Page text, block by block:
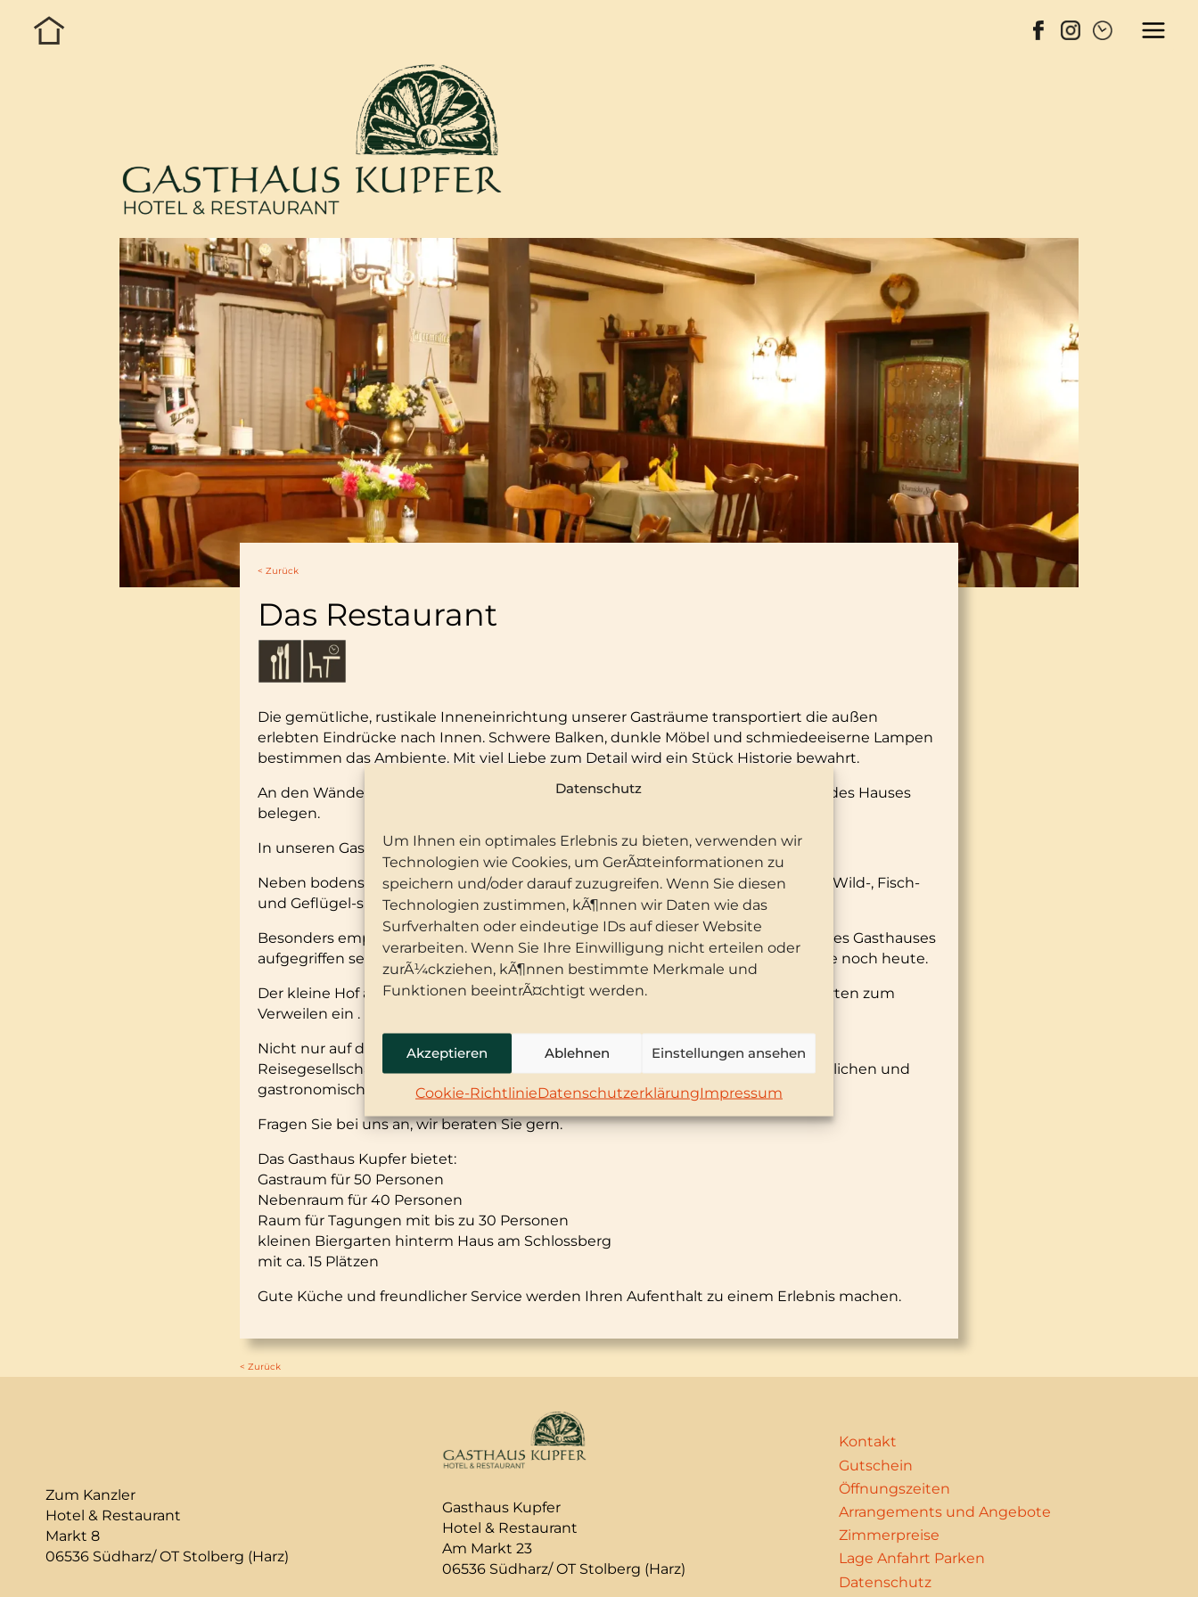
Datenschutz
Um Ihnen ein optimales Erlebnis zu bieten, verwenden wir
Technologien wie Cookies, um GerÃ¤teinformationen zu
speichern und/oder darauf zuzugreifen. Wenn Sie diesen
Technologien zustimmen, kÃ¶nnen wir Daten wie das
Surfverhalten oder eindeutige IDs auf dieser Website
verarbeiten. Wenn Sie Ihre Einwilligung nicht erteilen oder
zurÃ¼ckziehen, kÃ¶nnen bestimmte Merkmale und
Funktionen beeintrÃ¤chtigt werden.
Akzeptieren Ablehnen Einstellungen ansehen
Cookie-RichtlinieDatenschutzerklärungImpressum
< Zurück
Das Restaurant
Die gemütliche, rustikale Inneneinrichtung unserer Gasträume transportiert die außen
erlebten Eindrücke nach Innen. Schwere Balken, dunkle Möbel und schmiedeeiserne Lampen
bestimmen das Ambiente. Mit viel Liebe zum Detail wird ein Stück Historie bewahrt.
An den Wänden finden Sie viele Bilder und Dokumente, welche die Geschichte des Hauses
belegen.
In unseren Gasträumen finden bis zu 90 Personen Platz.
Neben bodenständigen Gerichten umfasst unsere Speisekarte vor allen Dingen Wild-, Fisch-
und Geflügel-spezialitäten.In die Karte geschaut >
Besonders empfehlen wir unsere „Stolberger Lerchen“. Vom einstigen Besitzer des Gasthauses
aufgegriffen servieren wir diese nach überlieferter Rezeptur produzierten Würste noch heute.
Der kleine Hof am Schlossberg lädt im Sommer mit einem romantischen Biergarten zum
Verweilen ein .
Nicht nur auf den individuellen Besucher sind wir bestens eingerichtet, auch für
Reisegesellschaften, Feierlichkeiten, Schulungen und Seminare gibt es die räumlichen und
gastronomischen Voraussetzungen.
Fragen Sie bei uns an, wir beraten Sie gern.
Das Gasthaus Kupfer bietet:
Gastraum für 50 Personen
Nebenraum für 40 Personen
Raum für Tagungen mit bis zu 30 Personen
kleinen Biergarten hinterm Haus am Schlossberg
mit ca. 15 Plätzen
Gute Küche und freundlicher Service werden Ihren Aufenthalt zu einem Erlebnis machen.
< Zurück
Zum Kanzler
Hotel & Restaurant
Markt 8
06536 Südharz/ OT Stolberg (Harz)
Gasthaus Kupfer
Hotel & Restaurant
Am Markt 23
06536 Südharz/ OT Stolberg (Harz)
Kontakt
Gutschein
Öffnungszeiten
Arrangements und Angebote
Zimmerpreise
Lage Anfahrt Parken
Datenschutz